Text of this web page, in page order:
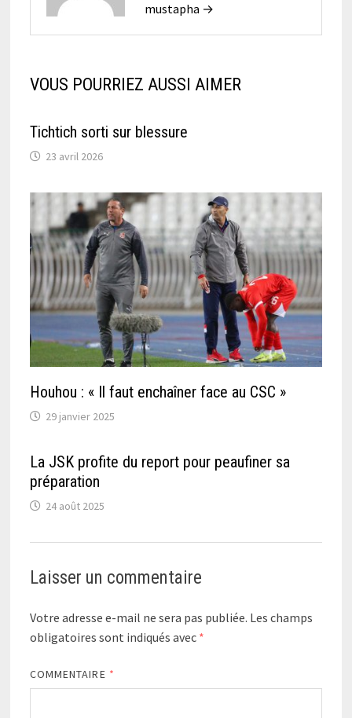
mustapha →
VOUS POURRIEZ AUSSI AIMER
Tichtich sorti sur blessure
23 avril 2026
Houhou : « Il faut enchaîner face au CSC »
29 janvier 2025
La JSK profite du report pour peaufiner sa
préparation
24 août 2025
Laisser un commentaire
Votre adresse e-mail ne sera pas publiée. Les champs
obligatoires sont indiqués avec *
COMMENTAIRE *